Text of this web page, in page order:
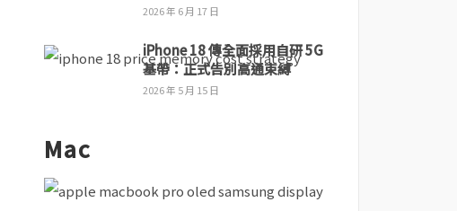
2026 年 6 月 17 日
iPhone 18 傳全面採用自研 5G
基帶：正式告別高通束縛
2026 年 5 月 15 日
Mac